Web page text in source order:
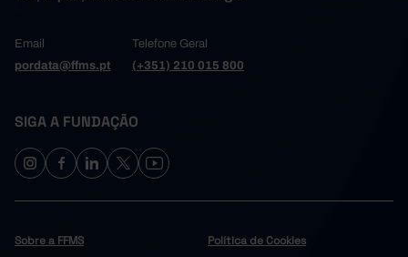
Email
pordata@ffms.pt
Telefone Geral
(+351) 210 015 800
SIGA A FUNDAÇÃO
Sobre a FFMS Política de Cookies